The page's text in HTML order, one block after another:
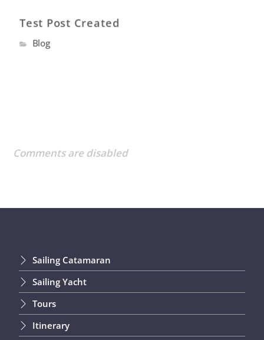
Test Post Created
Blog
Comments are disabled
Sailing Catamaran
Sailing Yacht
Tours
Itinerary